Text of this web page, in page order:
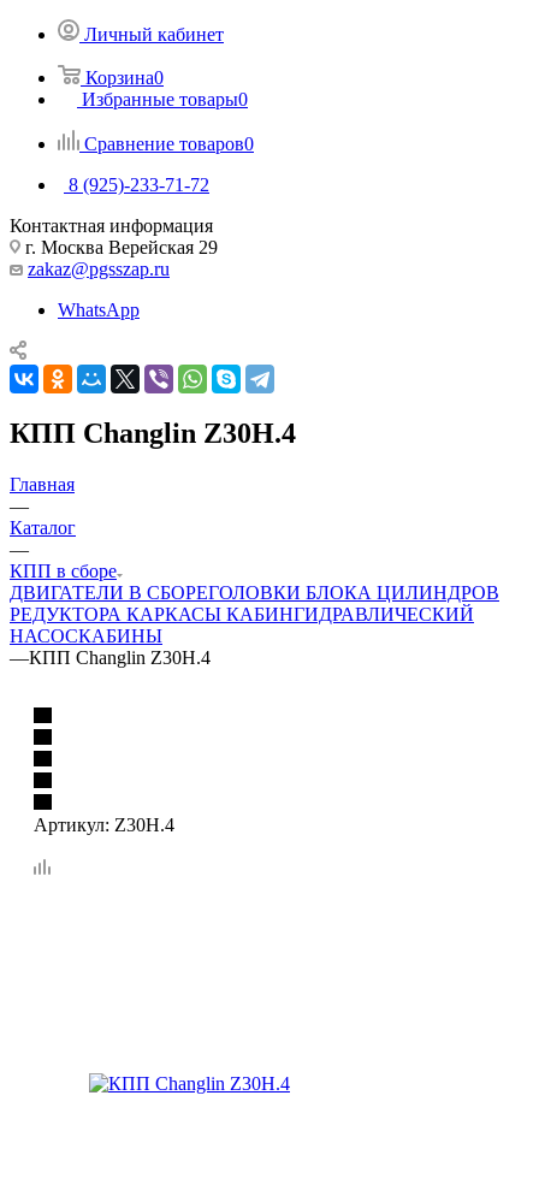
Личный кабинет
Корзина0
Избранные товары0
Сравнение товаров0
8 (925)-233-71-72
Контактная информация
г. Москва Верейская 29
zakaz@pgsszap.ru
WhatsApp
КПП Changlin Z30H.4
Главная
—
Каталог
—
КПП в сборе
ДВИГАТЕЛИ В СБОРЕГОЛОВКИ БЛОКА ЦИЛИНДРОВ
РЕДУКТОРА КАРКАСЫ КАБИНГИДРАВЛИЧЕСКИЙ
НАСОСКАБИНЫ
—КПП Changlin Z30H.4
Артикул: Z30H.4